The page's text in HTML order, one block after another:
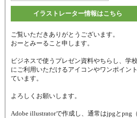
イラストレーター情報はこちら
ご覧いただきありがとうございます。
おーとみーること申します。
ビジネスで使うプレゼン資料やちらし、学
にご利用いただけるアイコンやワンポイン
ています。
よろしくお願いします。
Adobe illustratorで作成し、通常はjpgとpng